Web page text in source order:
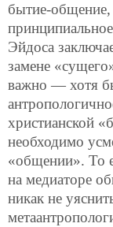
бытие-
Эйдоса
замене
важно — хотя
христианской
необходимо
«общении». То
на медиаторе
никак не